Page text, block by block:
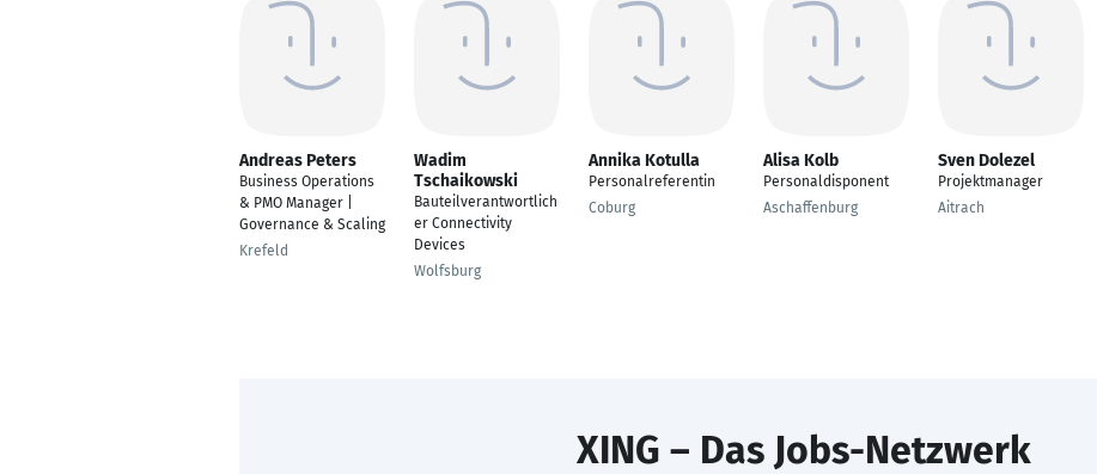
Andreas Peters
Business Operations
& PMO Manager |
Governance & Scaling
Krefeld
Wadim
Tschaikowski
Bauteilverantwortlich
er Connectivity
Devices
Wolfsburg
Annika Kotulla
Personalreferentin
Coburg
Alisa Kolb
Personaldisponent
Aschaffenburg
Sven Dolezel
Projektmanager
Aitrach
XING – Das Jobs-Netzwerk